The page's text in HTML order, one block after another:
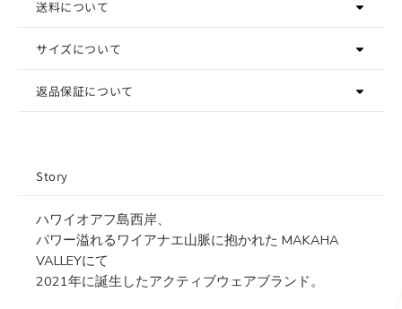
送料について
サイズについて
返品保証について
Story
ハワイオアフ島西岸、
パワー溢れるワイアナエ山脈に抱かれた MAKAHA
VALLEYにて
2021年に誕生したアクティブウェアブランド。